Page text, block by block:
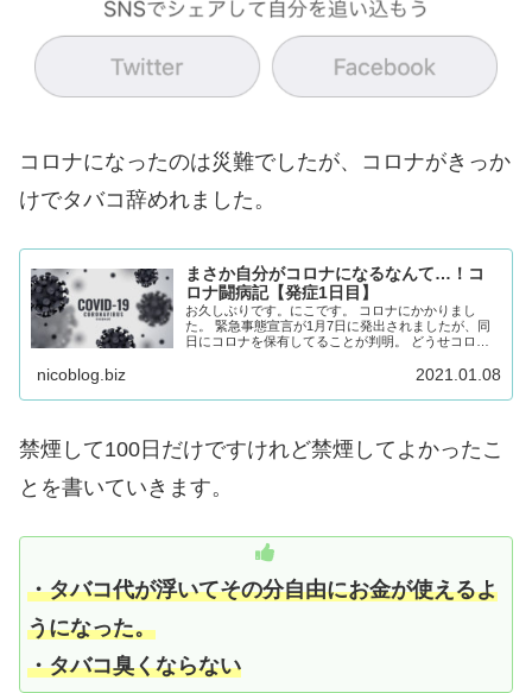
コロナになったのは災難でしたが、コロナがきっか
けでタバコ辞めれました。
まさか自分がコロナになるなんて…！コ
ロナ闘病記【発症1日目】
お久しぶりです。にこです。 コロナにかかりまし
た。 緊急事態宣言が1月7日に発出されましたが、同
日にコロナを保有してることが判明。 どうせコロナ
ねー。ってことで、このブログを更新しようと思...
nicoblog.biz 2021.01.08
禁煙して100日だけですけれど禁煙してよかったこ
とを書いていきます。
・タバコ代が浮いてその分自由にお金が使えるよ
うになった。
・タバコ臭くならない